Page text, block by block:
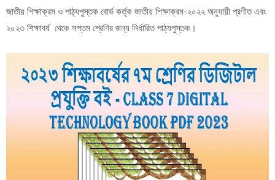
জাতীয় শিক্ষাক্রম ও পাঠ্যপুস্তক বোর্ড কর্তৃক জাতীয় শিক্ষাক্রম-২০২২ অনুযায়ী প্রণীত এবং
২০২৩ শিক্ষাবর্ষ থেকে সপ্তম শ্রেণির জন্য নির্ধারিত পাঠ্যপুস্তক।